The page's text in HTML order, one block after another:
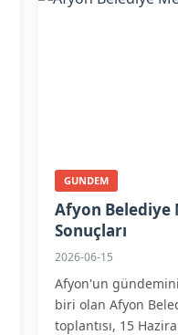
GUNDEM
Afyon Belediye
Sonuçları
2026-06-15
Afyon'un
biri olan Afyon
toplantısı, 15